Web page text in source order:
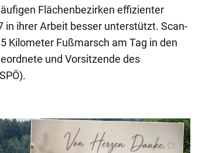
Flächenbezirken effizienter
ihrer Arbeit besser unterstützt. Scan-
Kilometer Fußmarsch am Tag in den
und Vorsitzende des